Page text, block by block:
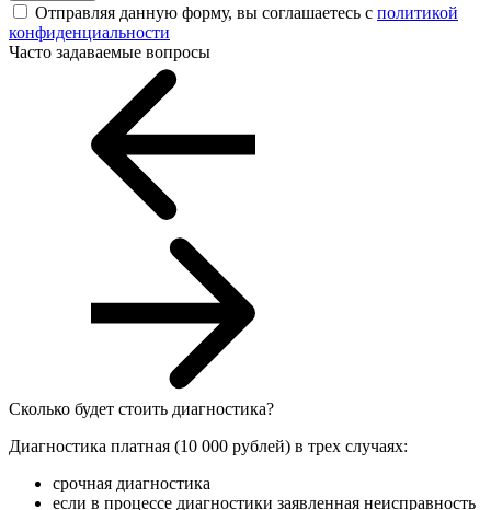
Отправляя данную форму, вы соглашаетесь с политикой
конфиденциальности
Часто задаваемые вопросы
Сколько будет стоить диагностика?
Диагностика платная (10 000 рублей) в трех случаях:
срочная диагностика
если в процессе диагностики заявленная неисправность